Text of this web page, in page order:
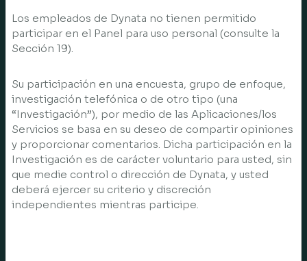
Los empleados de Dynata no tienen permitido
participar en el Panel para uso personal (consulte la
Sección 19).
Su participación en una encuesta, grupo de enfoque,
investigación telefónica o de otro tipo (una
“Investigación”), por medio de las Aplicaciones/los
Servicios se basa en su deseo de compartir opiniones
y proporcionar comentarios. Dicha participación en la
Investigación es de carácter voluntario para usted, sin
que medie control o dirección de Dynata, y usted
deberá ejercer su criterio y discreción
independientes mientras participe.